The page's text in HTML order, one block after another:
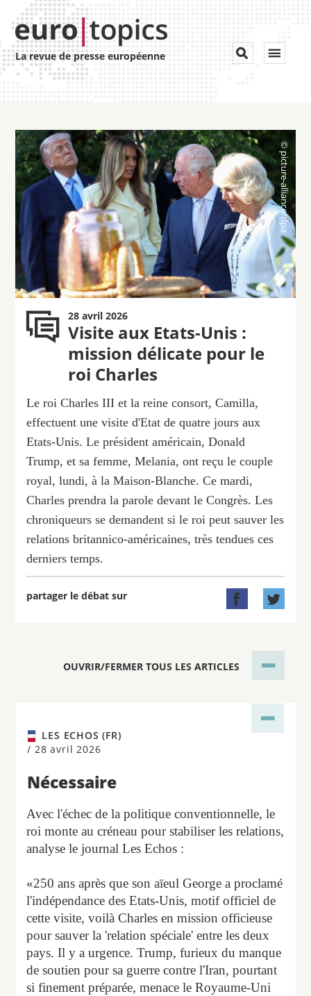
La revue de presse européenne Toggle


28 avril 2026
Visite aux Etats-Unis :
mission délicate pour le
roi Charles
Le roi Charles III et la reine consort, Camilla,
effectuent une visite d'Etat de quatre jours aux
Etats-Unis. Le président américain, Donald
Trump, et sa femme, Melania, ont reçu le couple
royal, lundi, à la Maison-Blanche. Ce mardi,
Charles prendra la parole devant le Congrès. Les
chroniqueurs se demandent si le roi peut sauver les
relations britannico-américaines, très tendues ces
derniers temps.
partager le débat sur  
OUVRIR/FERMER TOUS LES ARTICLES
LES ECHOS (FR)
/ 28 avril 2026
Nécessaire
Avec l'échec de la politique conventionnelle, le
roi monte au créneau pour stabiliser les relations,
analyse le journal Les Echos :
«250 ans après que son aïeul George a proclamé
l'indépendance des Etats-Unis, motif officiel de
cette visite, voilà Charles en mission officieuse
pour sauver la 'relation spéciale' entre les deux
pays. Il y a urgence. Trump, furieux du manque
de soutien pour sa guerre contre l'Iran, pourtant
si finement préparée, menace le Royaume-Uni